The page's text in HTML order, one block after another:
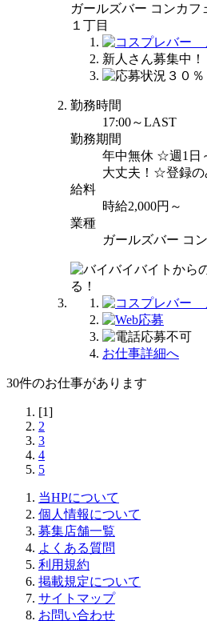
ガールズバー コンカ
１丁目
新人さん募集中！
勤務時間
17:00～LAST
勤務期間
年中無休 ☆週1日
大丈夫！☆登録
給料
時給2,000円～
業種
ガールズバー コ
お仕事詳細へ
30件のお仕事があります
[1]
2
3
4
5
当HPについて
個人情報について
募集店舗一覧
よくある質問
利用規約
掲載規定について
サイトマップ
お問い合わせ